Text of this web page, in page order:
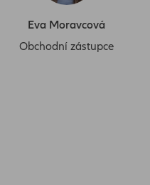
Eva Moravcová
Obchodní zástupce